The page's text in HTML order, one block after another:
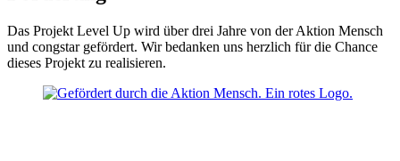
Das Projekt Level Up wird über drei Jahre von der Aktion Mensch
und congstar gefördert. Wir bedanken uns herzlich für die Chance
dieses Projekt zu realisieren.